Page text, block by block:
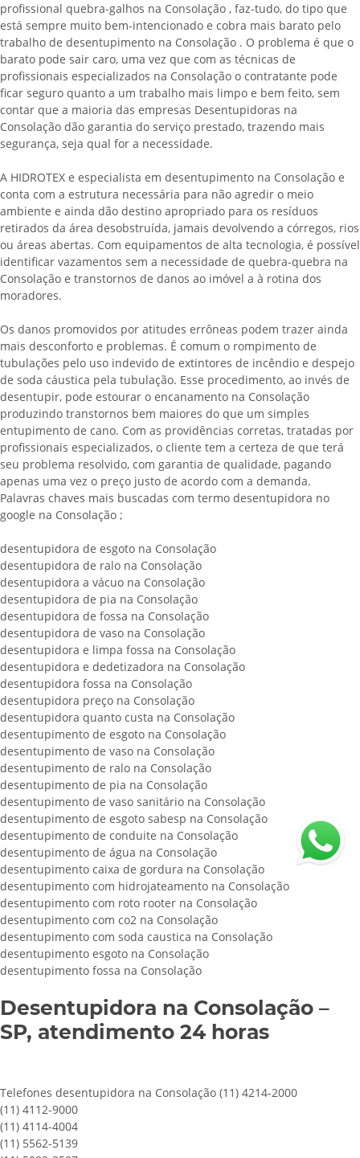
profissional quebra-galhos na Consolação , faz-tudo, do tipo que
está sempre muito bem-intencionado e cobra mais barato pelo
trabalho de desentupimento na Consolação . O problema é que o
barato pode sair caro, uma vez que com as técnicas de
profissionais especializados na Consolação o contratante pode
ficar seguro quanto a um trabalho mais limpo e bem feito, sem
contar que a maioria das empresas Desentupidoras na
Consolação dão garantia do serviço prestado, trazendo mais
segurança, seja qual for a necessidade.
A HIDROTEX e especialista em desentupimento na Consolação e
conta com a estrutura necessária para não agredir o meio
ambiente e ainda dão destino apropriado para os resíduos
retirados da área desobstruída, jamais devolvendo a córregos, rios
ou áreas abertas. Com equipamentos de alta tecnologia, é possível
identificar vazamentos sem a necessidade de quebra-quebra na
Consolação e transtornos de danos ao imóvel a à rotina dos
moradores.
Os danos promovidos por atitudes errôneas podem trazer ainda
mais desconforto e problemas. É comum o rompimento de
tubulações pelo uso indevido de extintores de incêndio e despejo
de soda cáustica pela tubulação. Esse procedimento, ao invés de
desentupir, pode estourar o encanamento na Consolação
produzindo transtornos bem maiores do que um simples
entupimento de cano. Com as providências corretas, tratadas por
profissionais especializados, o cliente tem a certeza de que terá
seu problema resolvido, com garantia de qualidade, pagando
apenas uma vez o preço justo de acordo com a demanda.
Palavras chaves mais buscadas com termo desentupidora no
google na Consolação ;
desentupidora de esgoto na Consolação
desentupidora de ralo na Consolação
desentupidora a vácuo na Consolação
desentupidora de pia na Consolação
desentupidora de fossa na Consolação
desentupidora de vaso na Consolação
desentupidora e limpa fossa na Consolação
desentupidora e dedetizadora na Consolação
desentupidora fossa na Consolação
desentupidora preço na Consolação
desentupidora quanto custa na Consolação
desentupimento de esgoto na Consolação
desentupimento de vaso na Consolação
desentupimento de ralo na Consolação
desentupimento de pia na Consolação
desentupimento de vaso sanitário na Consolação
desentupimento de esgoto sabesp na Consolação
desentupimento de conduite na Consolação
desentupimento de água na Consolação
desentupimento caixa de gordura na Consolação
desentupimento com hidrojateamento na Consolação
desentupimento com roto rooter na Consolação
desentupimento com co2 na Consolação
desentupimento com soda caustica na Consolação
desentupimento esgoto na Consolação
desentupimento fossa na Consolação
Desentupidora na Consolação –
SP, atendimento 24 horas
Telefones desentupidora na Consolação (11) 4214-2000
(11) 4112-9000
(11) 4114-4004
(11) 5562-5139